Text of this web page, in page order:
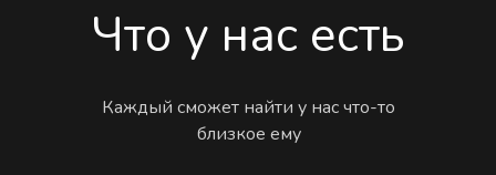
Что у нас есть
Каждый сможет найти у нас что-то
близкое ему